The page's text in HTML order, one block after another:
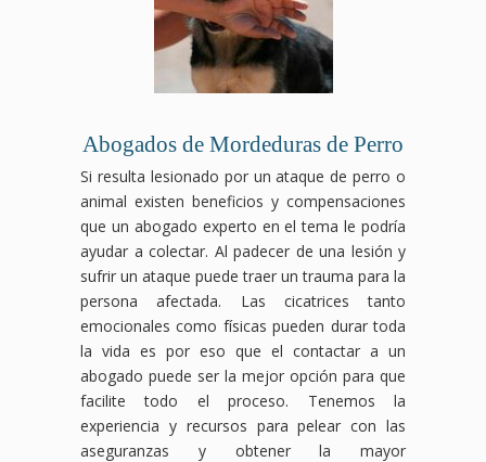
Abogados de Mordeduras de Perro
Si resulta lesionado por un ataque de perro o
animal existen beneficios y compensaciones
que un abogado experto en el tema le podría
ayudar a colectar. Al padecer de una lesión y
sufrir un ataque puede traer un trauma para la
persona afectada. Las cicatrices tanto
emocionales como físicas pueden durar toda
la vida es por eso que el contactar a un
abogado puede ser la mejor opción para que
facilite todo el proceso. Tenemos la
experiencia y recursos para pelear con las
aseguranzas y obtener la mayor